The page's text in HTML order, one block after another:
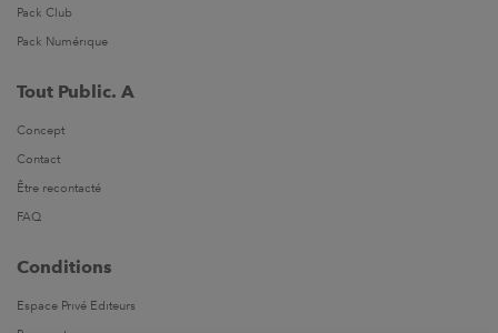
Pack Club
Pack Numérique
Tout Public. A
Concept
Contact
Être recontacté
FAQ
Conditions
Espace Privé Editeurs